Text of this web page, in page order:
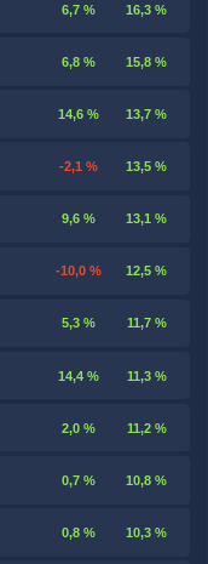
6,7 % 16,3 %
6,8 % 15,8 %
14,6 % 13,7 %
-2,1 % 13,5 %
9,6 % 13,1 %
-10,0 % 12,5 %
5,3 % 11,7 %
14,4 % 11,3 %
2,0 % 11,2 %
0,7 % 10,8 %
0,8 % 10,3 %